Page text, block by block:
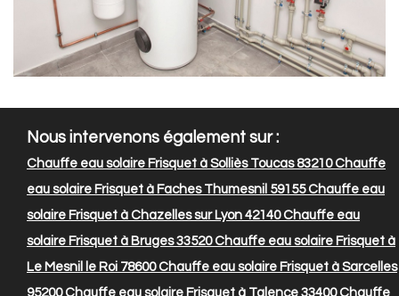
Nous intervenons également sur :
Chauffe eau solaire Frisquet à Solliès Toucas 83210Chauffe
eau solaire Frisquet à Faches Thumesnil 59155Chauffe eau
solaire Frisquet à Chazelles sur Lyon 42140Chauffe eau
solaire Frisquet à Bruges 33520Chauffe eau solaire Frisquet à
Le Mesnil le Roi 78600Chauffe eau solaire Frisquet à Sarcelles
95200Chauffe eau solaire Frisquet à Talence 33400Chauffe